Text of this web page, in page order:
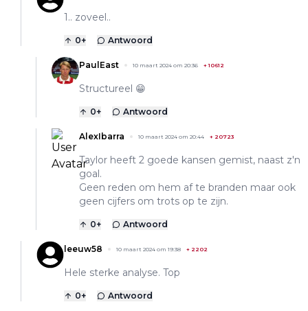
1.. zoveel..
0+ Antwoord
PaulEast 10 maart 2024 om 20:36 +10612
Structureel 😁
0+ Antwoord
AlexIbarra 10 maart 2024 om 20:44 + 20723
Taylor heeft 2 goede kansen gemist, naast z'n
goal.
Geen reden om hem af te branden maar ook
geen cijfers om trots op te zijn.
0+ Antwoord
leeuw58 10 maart 2024 om 19:38 + 2202
Hele sterke analyse. Top
0+ Antwoord